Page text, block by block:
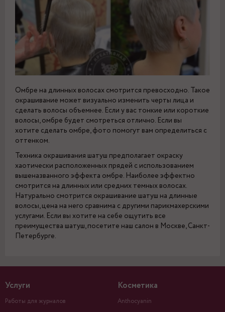
Омбре на длинных волосах смотрится превосходно. Такое
окрашивание может визуально изменить черты лица и
сделать волосы объемнее. Если у вас тонкие или короткие
волосы, омбре будет смотреться отлично. Если вы
хотите сделать омбре, фото помогут вам определиться с
оттенком.
Техника окрашивания шатуш предполагает окраску
хаотически расположенных прядей с использованием
вышеназванного эффекта омбре. Наиболее эффектно
смотрится на длинных или средних темных волосах.
Натурально смотрится окрашивание шатуш на длинные
волосы, цена на него сравнима с другими парикмахерскими
услугами. Если вы хотите на себе ощутить все
преимущества шатуш, посетите наш салон в Москве, Санкт-
Петербурге.
Услуги
Работы для журналов
Косметика
Anthocyanin